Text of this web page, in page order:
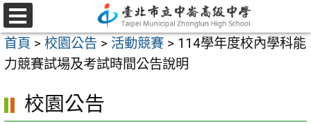
跳
至
主
要
容
選
單
首頁 > 校園公告 > 活動競賽 > 114學年度校內學科能
力競賽試場及考試時間公告說明
校園公告